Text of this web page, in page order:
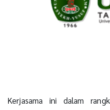
Kerjasama ini dalam